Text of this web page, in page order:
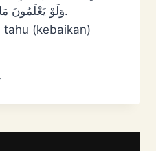
وَلَوْ يَعْلَمُونَ
tahu (kebaikan)